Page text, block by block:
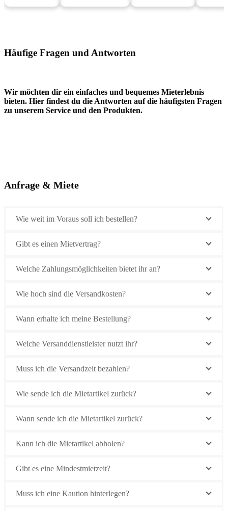
Häufige Fragen und Antworten
Wir möchten dir ein einfaches und bequemes Mieterlebnis
bieten. Hier findest du die Antworten auf die häufigsten Fragen
zu unserem Service und den Produkten.
Anfrage & Miete
Wie weit im Voraus soll ich bestellen?
Gibt es einen Mietvertrag?
Welche Zahlungsmöglichkeiten bietet ihr an?
Wie hoch sind die Versandkosten?
Wann erhalte ich meine Bestellung?
Welche Versanddienstleister nutzt ihr?
Muss ich die Versandzeit bezahlen?
Wie sende ich die Mietartikel zurück?
Wann sende ich die Mietartikel zurück?
Kann ich die Mietartikel abholen?
Gibt es eine Mindestmietzeit?
Muss ich eine Kaution hinterlegen?